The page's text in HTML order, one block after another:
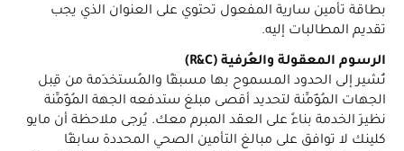
بطاقة تأمين سارية المفعول تحتوي على العنوان الذي يجب
تقديم المطالبات إليه.
الرسوم المعقولة والعُرفية (R&C)
تُشير إلى الحدود المسموح بها مسبقًا والمُستخدَمة من قِبل
الجهات المُؤَمِّنة لتحديد أقصى مبلغ ستدفعه الجهة المُؤَمِّنة
نظيرَ الخدمة بناءً على العقد المبرم معك. يُرجى ملاحظة أن مايو
كلينك لا توافق على مبالغ التأمين الصحي المحددة سابقًا